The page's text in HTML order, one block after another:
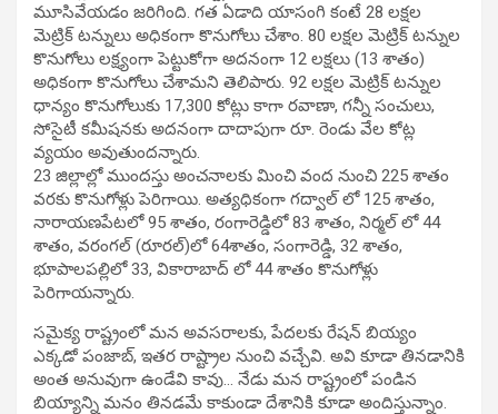
మూసివేయడం జరిగింది. గత ఏడాది యాసంగి కంటే 28 లక్షల
మెట్రిక్ టన్నులు అధికంగా కొనుగోలు చేశాం. 80 లక్షల మెట్రిక్ టన్నుల
కొనుగోలు లక్ష్యంగా పెట్టుకోగా అదనంగా 12 లక్షలు (13 శాతం)
అధికంగా కొనుగోలు చేశామని తెలిపారు. 92 లక్షల మెట్రిక్ టన్నుల
ధాన్యం కొనుగోలుకు 17,300 కోట్లు కాగా రవాణా, గన్నీ సంచులు,
సోసైటీ కమీషనకు అదనంగా దాదాపుగా రూ. రెండు వేల కోట్ల
వ్యయం అవుతుందన్నారు.
23 జిల్లాల్లో ముందస్తు అంచనాలకు మించి వంద నుంచి 225 శాతం
వరకు కొనుగోళ్లు పెరిగాయి. అత్యధికంగా గద్వాల్ లో 125 శాతం,
నారాయణపేటలో 95 శాతం, రంగారెడ్డిలో 83 శాతం, నిర్మల్ లో 44
శాతం, వరంగల్ (రూరల్)లో 64శాతం, సంగారెడ్డి, 32 శాతం,
భూపాలపల్లిలో 33, వికారాబాద్ లో 44 శాతం కొనుగోళ్లు
పెరిగాయన్నారు.
సమైక్య రాష్ట్రంలో మన అవసరాలకు, పేదలకు రేషన్ బియ్యం
ఎక్కడో పంజాబ్, ఇతర రాష్ట్రాల నుంచి వచ్చేవి. అవి కూడా తినడానికి
అంత అనువుగా ఉండేవి కావు… నేడు మన రాష్ట్రంలో పండిన
బియ్యాన్ని మనం తినడమే కాకుండా దేశానికి కూడా అందిస్తున్నాం.